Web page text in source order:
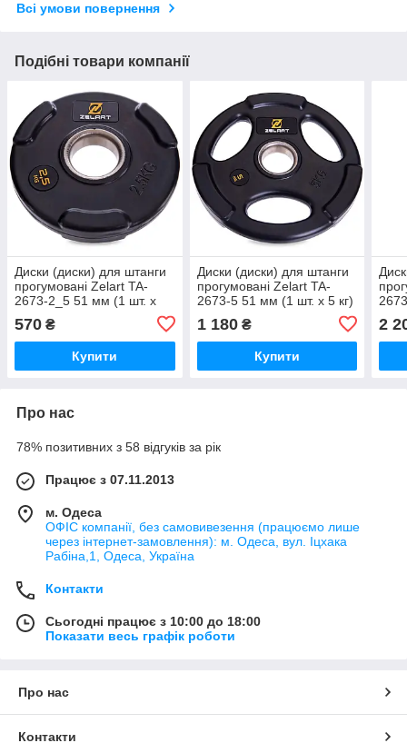
Всі умови повернення
Подібні товари компанії
Диски (диски) для штанги
прогумовані Zelart TA-
2673-2_5 51 мм (1 шт. х
570 ₴
Купити
Диски (диски) для штанги
прогумовані Zelart TA-
2673-5 51 мм (1 шт. х 5 кг)
1 180₴
Купити
2
Про нас
78% позитивних з 58 відгуків за рік
Працює з 07.11.2013
м. Одеса
ОФІС компанії, без самовивезення (працюємо лише
через інтернет-замовлення): м. Одеса, вул. Іцхака
Рабіна,1, Одеса, Україна
Контакти
Сьогодні працює з 10:00 до 18:00
Показати весь графік роботи
Про нас
Контакти